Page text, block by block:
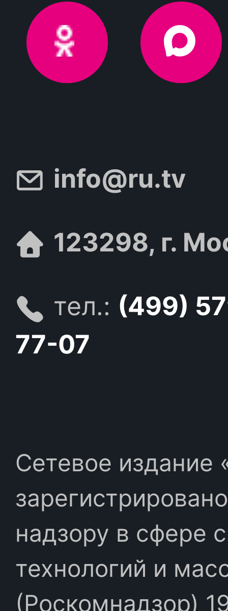
info@ru.tv
123298, г.
тел.: (499)
77-07
Сетевое издание
надзору в сфере
технологий и
(Роскомнадзор)